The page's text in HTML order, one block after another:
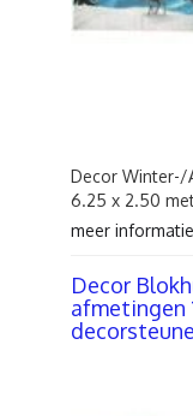
Decor Winter-/
6.25 x 2.50
meer informatie
Decor
afmetingen